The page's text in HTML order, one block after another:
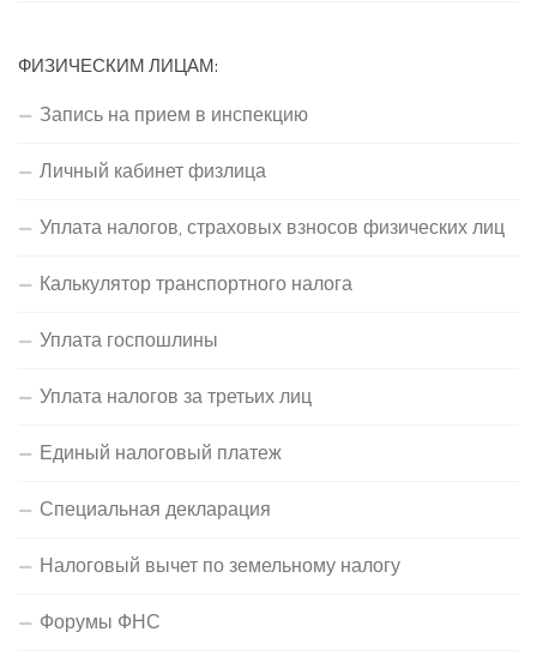
ФИЗИЧЕСКИМ ЛИЦАМ:
Запись на прием в инспекцию
Личный кабинет физлица
Уплата налогов, страховых взносов физических лиц
Калькулятор транспортного налога
Уплата госпошлины
Уплата налогов за третьих лиц
Единый налоговый платеж
Специальная декларация
Налоговый вычет по земельному налогу
Форумы ФНС